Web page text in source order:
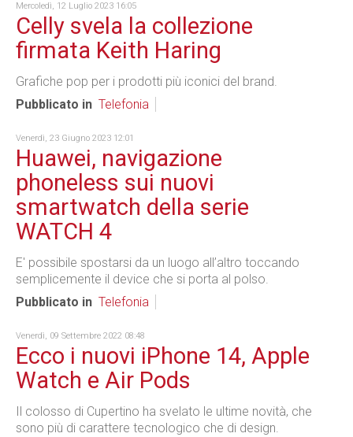
Mercoledì, 12 Luglio 2023 16:05
Celly svela la collezione
firmata Keith Haring
Grafiche pop per i prodotti più iconici del brand.
Pubblicato in Telefonia
Venerdì, 23 Giugno 2023 12:01
Huawei, navigazione
phoneless sui nuovi
smartwatch della serie
WATCH 4
E' possibile spostarsi da un luogo all’altro toccando
semplicemente il device che si porta al polso.
Pubblicato in Telefonia
Venerdì, 09 Settembre 2022 08:48
Ecco i nuovi iPhone 14, Apple
Watch e Air Pods
Il colosso di Cupertino ha svelato le ultime novità, che
sono più di carattere tecnologico che di design.